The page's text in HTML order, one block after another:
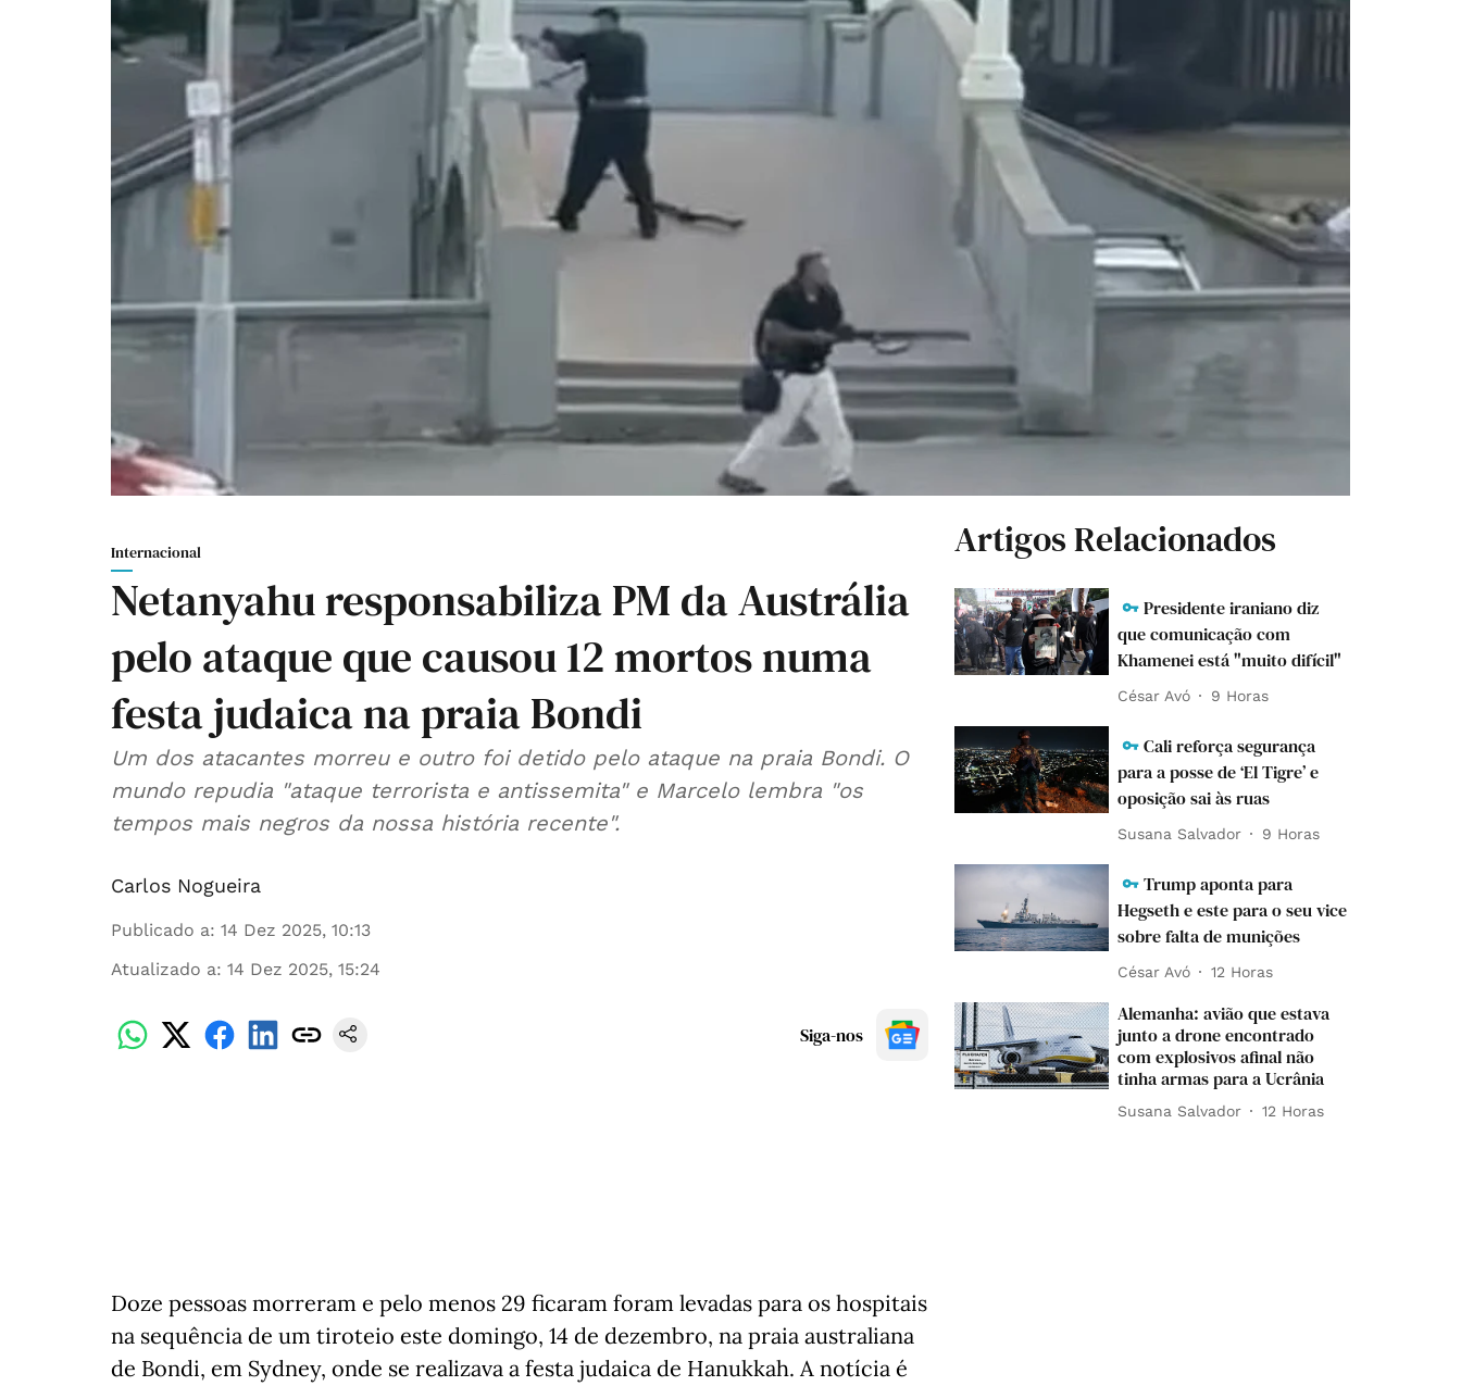
Internacional
Netanyahu responsabiliza PM da Austrália
pelo ataque que causou 12 mortos numa
festa judaica na praia Bondi
Um dos atacantes morreu e outro foi detido pelo ataque na praia Bondi. O
mundo repudia "ataque terrorista e antissemita" e Marcelo lembra "os
tempos mais negros da nossa história recente".
Carlos Nogueira
Publicado a: 14 Dez 2025, 10:13
Atualizado a: 14 Dez 2025, 15:24
Siga-nos
Doze pessoas morreram e pelo menos 29 ficaram foram levadas para os hospitais
na sequência de um tiroteio este domingo, 14 de dezembro, na praia australiana
de Bondi, em Sydney, onde se realizava a festa judaica de Hanukkah. A notícia é
Artigos Relacionados
Presidente iraniano diz
que comunicação com
Khamenei está "muito difícil"
César Avó 9 Horas
Cali reforça segurança
para a posse de ‘El Tigre’ e
oposição sai às ruas
Susana Salvador 9 Horas
Trump aponta para
Hegseth e este para o seu vice
sobre falta de munições
César Avó 12 Horas
Alemanha: avião que estava
junto a drone encontrado
com explosivos afinal não
tinha armas para a Ucrânia
Susana Salvador 12 Horas